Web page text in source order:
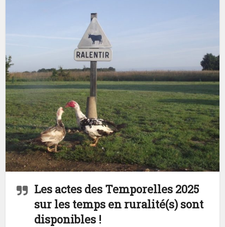
Les actes des Temporelles 2025
sur les temps en ruralité(s) sont
disponibles !